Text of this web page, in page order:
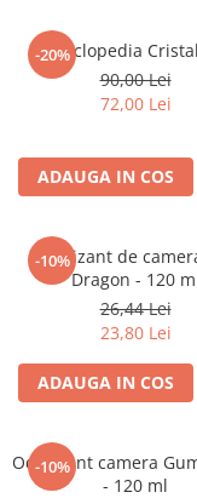
Limbi Straine
Povesti
Povesti - Basme -
Realitatea
Religie pentru copii
ScienceConnection
-20%
Enciclopedia
90,00 Lei
72,00 Lei
ADAUGA IN COS
-10%
Odorizant de
Dragon - 120
26,44 Lei
23,80 Lei
ADAUGA IN COS
-10%
Odorizant camera
- 120 ml